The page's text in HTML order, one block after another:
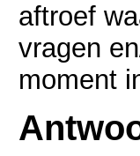
aftroef
vragen
moment